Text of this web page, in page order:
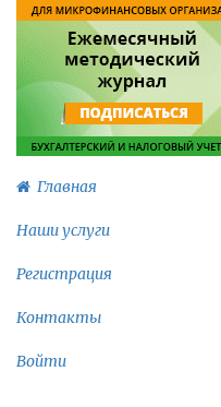
Главная
Наши услуги
Регистрация
Контакты
Войти